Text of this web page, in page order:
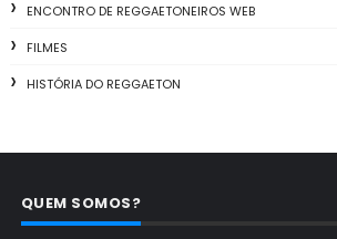
ENCONTRO DE REGGAETONEIROS WEB
FILMES
HISTÓRIA DO REGGAETON
QUEM SOMOS?